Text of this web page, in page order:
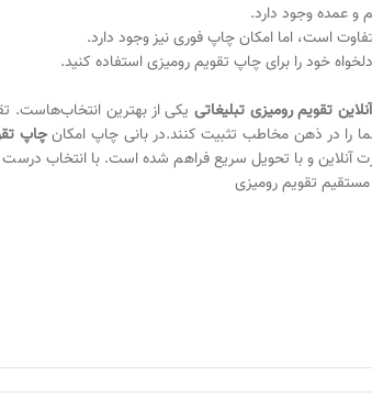
و عمده وجود دارد.
است، اما امکان چاپ فوری نیز وجود دارد.
خود را برای چاپ تقویم رومیزی استفاده کنید.
تقویم رومیزی تبلیغاتی یکی از بهترین انتخاب‌هاست.
را در ذهن مخاطب تثبیت کنند.در بانی چاپ امکانچاپ
آنلاین و با تحویل سریع فراهم شده است. با انتخاب درست
تقویم رومیزی